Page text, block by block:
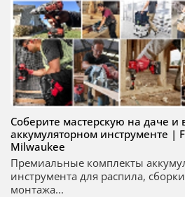
Соберите мастерскую на даче и
аккумуляторном инструменте |
Milwaukee
Премиальные комплекты
инструмента для распила,
монтажа...